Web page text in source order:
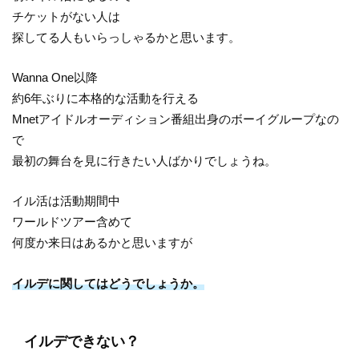
チケットがない人は
探してる人もいらっしゃるかと思います。
Wanna One以降
約6年ぶりに本格的な活動を行える
Mnetアイドルオーディション番組出身のボーイグループなの
で
最初の舞台を見に行きたい人ばかりでしょうね。
イル活は活動期間中
ワールドツアー含めて
何度か来日はあるかと思いますが
イルデに関してはどうでしょうか。
イルデできない？